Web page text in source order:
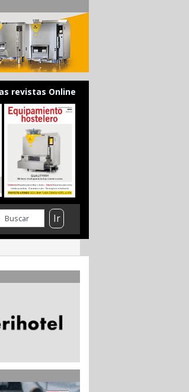
revistas Online
Ir